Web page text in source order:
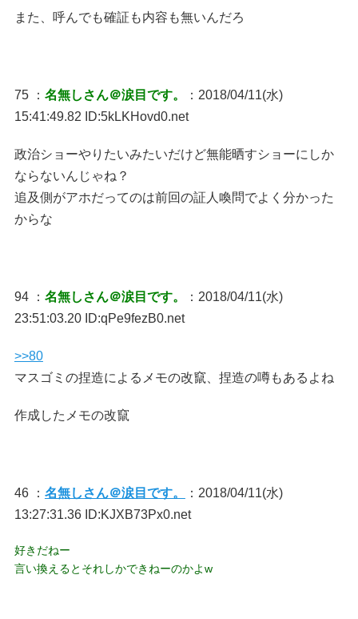
また、呼んでも確証も内容も無いんだろ
75 ： 名無しさん＠涙目です。
：2018/04/11(水)
15:41:49.82 ID:5kLKHovd0.net
政治ショーやりたいみたいだけど無能晒すショーにしか
ならないんじゃね？
追及側がアホだってのは前回の証人喚問でよく分かった
からな
94 ： 名無しさん＠涙目です。
：2018/04/11(水)
23:51:03.20 ID:qPe9fezB0.net
>>80
マスゴミの捏造によるメモの改竄、捏造の噂もあるよね
作成したメモの改竄
46 ： 名無しさん＠涙目です。
：2018/04/11(水)
13:27:31.36 ID:KJXB73Px0.net
好きだねー
言い換えるとそれしかできねーのかよw